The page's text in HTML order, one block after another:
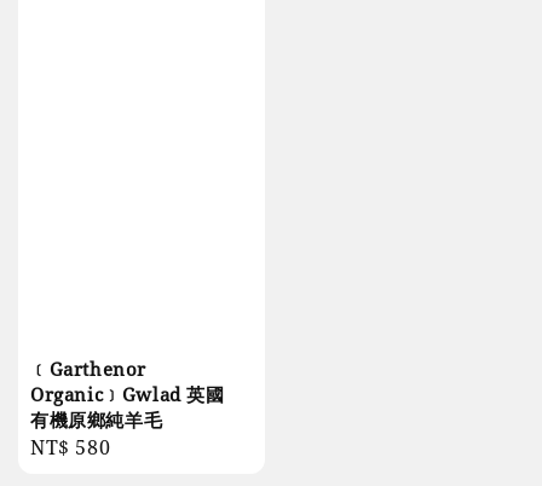
﹝Garthenor
Organic﹞Gwlad 英國
有機原鄉純羊毛
Regular
NT$ 580